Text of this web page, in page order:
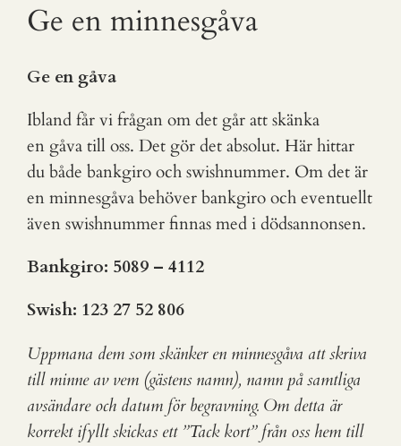
Ge en minnesgåva
Ge en gåva
Ibland får vi frågan om det går att skänka
en gåva till oss. Det gör det absolut. Här hittar
du både bankgiro och swishnummer. Om det är
en minnesgåva behöver bankgiro och eventuellt
även swishnummer finnas med i dödsannonsen.
Bankgiro: 5089 – 4112
Swish: 123 27 52 806
Uppmana dem som skänker en minnesgåva att skriva
till minne av vem (gästens namn), namn på samtliga
avsändare och datum för begravning. Om detta är
korrekt ifyllt skickas ett ”Tack kort” från oss hem till